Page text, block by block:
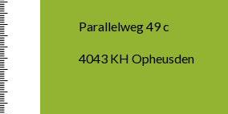
Parallelweg 49 c
4043 KH Opheusden